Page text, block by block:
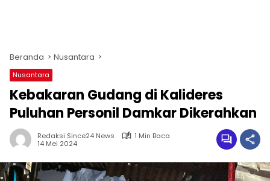
Beranda Nusantara
Nusantara
Kebakaran Gudang di Kalideres
Puluhan Personil Damkar Dikerahkan
Redaksi Since24 News
1 Min Baca
14 Mei 2024